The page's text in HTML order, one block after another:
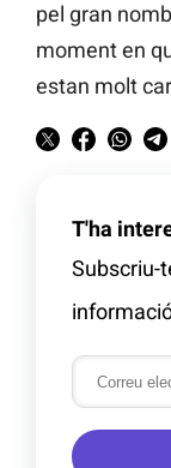
pel gran
moment en
estan molt
T'ha
Subscriu-